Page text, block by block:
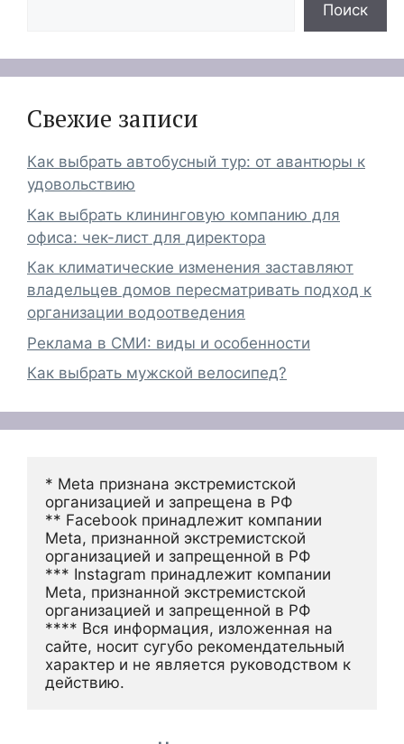
Поиск
Свежие записи
Как выбрать автобусный тур: от авантюры к
удовольствию
Как выбрать клининговую компанию для
офиса: чек-лист для директора
Как климатические изменения заставляют
владельцев домов пересматривать подход к
организации водоотведения
Реклама в СМИ: виды и особенности
Как выбрать мужской велосипед?
* Meta признана экстремистской
организацией и запрещена в РФ
** Facebook принадлежит компании
Meta, признанной экстремистской
организацией и запрещенной в РФ
*** Instagram принадлежит компании
Meta, признанной экстремистской
организацией и запрещенной в РФ
**** Вся информация, изложенная на
сайте, носит сугубо рекомендательный
характер и не является руководством к
действию.